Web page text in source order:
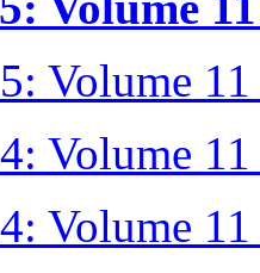
Volume
Volume
Volume